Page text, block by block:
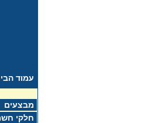
עמוד
מבצעים
חלקי